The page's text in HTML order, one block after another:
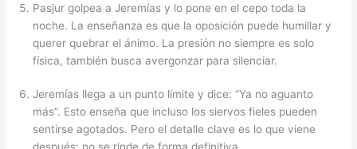
Pasjur golpea a Jeremías y lo pone en el cepo toda la
noche. La enseñanza es que la oposición puede humillar y
querer quebrar el ánimo. La presión no siempre es solo
física, también busca avergonzar para silenciar.
Jeremías llega a un punto límite y dice: “Ya no aguanto
más”. Esto enseña que incluso los siervos fieles pueden
sentirse agotados. Pero el detalle clave es lo que viene